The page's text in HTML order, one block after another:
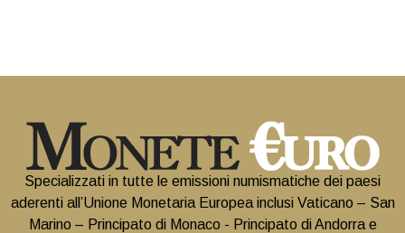
Specializzati in tutte le emissioni numismatiche dei paesi
aderenti all’Unione Monetaria Europea inclusi Vaticano – San
Marino – Principato di Monaco - Principato di Andorra e